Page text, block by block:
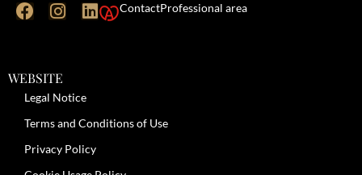
ContactProfessional area
WEBSITE
Legal Notice
Terms and Conditions of Use
Privacy Policy